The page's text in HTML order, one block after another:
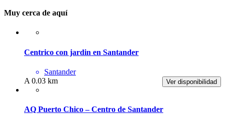
Muy cerca de aquí
Centrico con jardin en Santander
Santander
Ver disponibilidad
A 0.03 km
AQ Puerto Chico – Centro de Santander